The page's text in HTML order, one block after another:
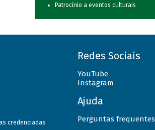
Patrocínio a eventos culturais
credenciadas
Redes Sociais
YouTube
Instagram
Ajuda
Perguntas frequentes